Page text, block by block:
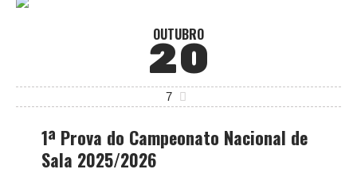
OUTUBRO
20
7
1ª Prova do Campeonato Nacional de
Sala 2025/2026